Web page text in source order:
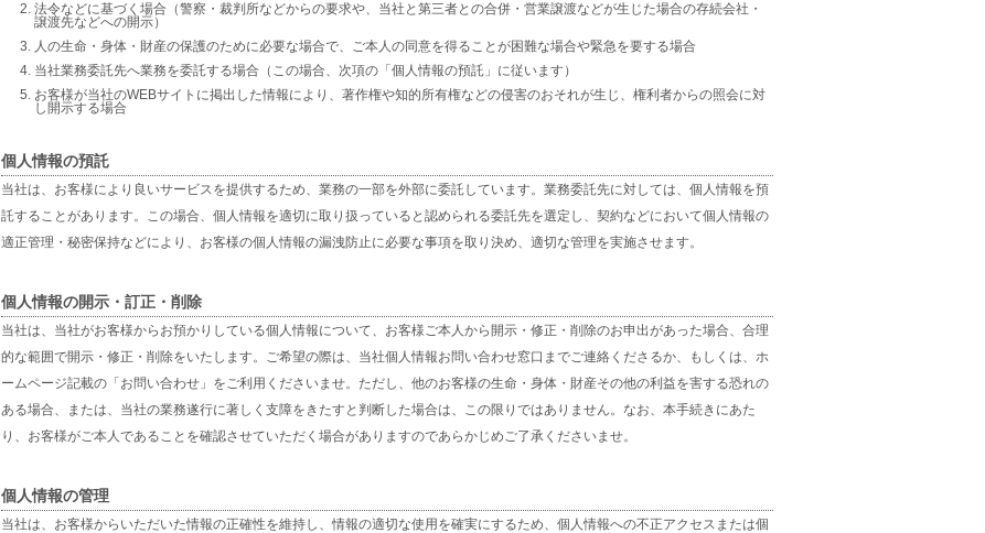
法令などに基づく場合（警察・裁判所などからの要求や、当社と第三者との合併・営業譲渡などが生じた場合の存続会社・
譲渡先などへの開示）
人の生命・身体・財産の保護のために必要な場合で、ご本人の同意を得ることが困難な場合や緊急を要する場合
当社業務委託先へ業務を委託する場合（この場合、次項の「個人情報の預託」に従います）
お客様が当社のWEBサイトに掲出した情報により、著作権や知的所有権などの侵害のおそれが生じ、権利者からの照会に対
し開示する場合
個人情報の預託
当社は、お客様により良いサービスを提供するため、業務の一部を外部に委託しています。業務委託先に対しては、個人情報を預
託することがあります。この場合、個人情報を適切に取り扱っていると認められる委託先を選定し、契約などにおいて個人情報の
適正管理・秘密保持などにより、お客様の個人情報の漏洩防止に必要な事項を取り決め、適切な管理を実施させます。
個人情報の開示・訂正・削除
当社は、当社がお客様からお預かりしている個人情報について、お客様ご本人から開示・修正・削除のお申出があった場合、合理
的な範囲で開示・修正・削除をいたします。ご希望の際は、当社個人情報お問い合わせ窓口までご連絡くださるか、もしくは、ホ
ームページ記載の「お問い合わせ」をご利用くださいませ。ただし、他のお客様の生命・身体・財産その他の利益を害する恐れの
ある場合、または、当社の業務遂行に著しく支障をきたすと判断した場合は、この限りではありません。なお、本手続きにあた
り、お客様がご本人であることを確認させていただく場合がありますのであらかじめご了承くださいませ。
個人情報の管理
当社は、お客様からいただいた情報の正確性を維持し、情報の適切な使用を確実にするため、個人情報への不正アクセスまたは個